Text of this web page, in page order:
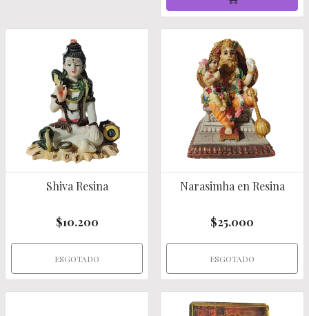
Shiva Resina
$10.200
ESGOTADO
Narasimha en Resina
$25.000
ESGOTADO